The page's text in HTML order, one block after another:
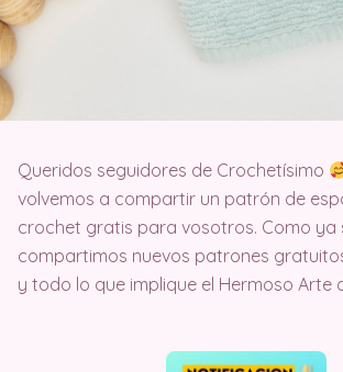
Queridos seguidores de Crochetísimo
volvemos a compartir un patrón de
crochet gratis para vosotros. Como ya
compartimos nuevos patrones
y todo lo que implique el Hermoso Arte